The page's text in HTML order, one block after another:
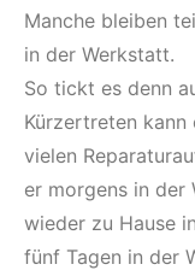
Manche bleiben
in der Werkstatt.
So tickt es denn
Kürzertreten
vielen
er morgens in der
wieder zu Hause
fünf Tagen in der